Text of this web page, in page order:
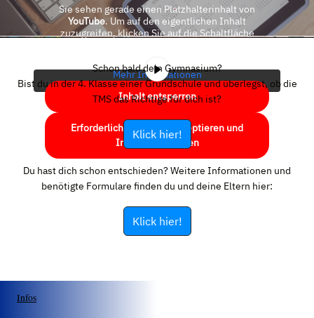
Sie sehen gerade einen Platzhalterinhalt von
YouTube. Um auf den eigentlichen Inhalt
zuzugreifen, klicken Sie auf die Schaltfläche
Mehr Informationen
Inhalt entsperren
Erforderlichen Service akzeptieren und
Inhalte entsperren
Schon bald dein Gymnasium?
Bist du in der 4. Klasse einer Grundschule und überlegst, ob die
TMS das Richtige für dich ist?
Klick hier!
Du hast dich schon entschieden? Weitere Informationen und
benötigte Formulare finden du und deine Eltern hier:
Klick hier!
Infos